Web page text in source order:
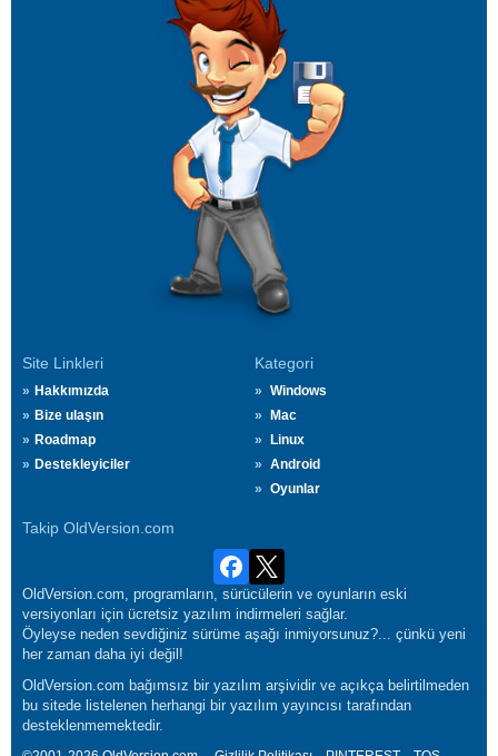
Site Linkleri
Hakkımızda
Bize ulaşın
Roadmap
Destekleyiciler
Kategori
Windows
Mac
Linux
Android
Oyunlar
Takip OldVersion.com
OldVersion.com, programların, sürücülerin ve oyunların eski
versiyonları için ücretsiz yazılım indirmeleri sağlar.
Öyleyse neden sevdiğiniz sürüme aşağı inmiyorsunuz?... çünkü yeni
her zaman daha iyi değil!
OldVersion.com bağımsız bir yazılım arşividir ve açıkça belirtilmeden
bu sitede listelenen herhangi bir yazılım yayıncısı tarafından
desteklenmemektedir.